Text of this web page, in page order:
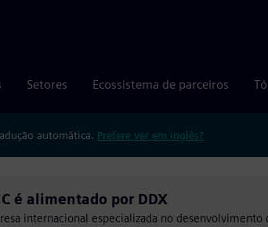
Setores Ecossistema de parceiros
automática. Prefere ver em inglês?
é alimentado por DDX
internacional especializada no